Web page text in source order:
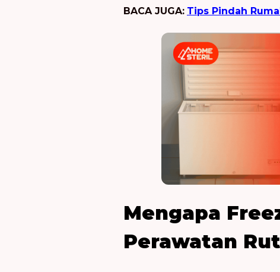
BACA JUGA: Tips Pindah
Mengapa
Perawatan